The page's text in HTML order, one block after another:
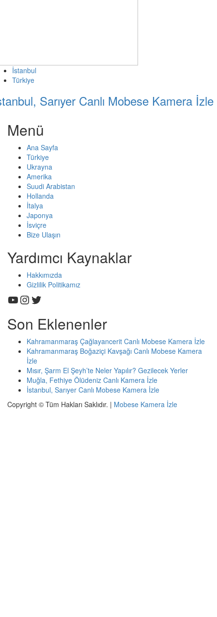
İstanbul
Türkiye
Sarıyer Canlı Mobese Kamera İzle
Menü
Ana Sayfa
Türkiye
Ukrayna
Amerika
Suudi Arabistan
Hollanda
İtalya
Japonya
İsviçre
Bize Ulaşın
Yardımcı Kaynaklar
Hakkımızda
Gizlilik Politikamız
YouTube
Instagram
Twitter
Son Eklenenler
Kahramanmaraş Çağlayancerit Canlı Mobese Kamera İzle
Kahramanmaraş Boğaziçi Kavşağı Canlı Mobese Kamera
İzle
Mısır, Şarm El Şeyh’te Neler Yapılır? Gezilecek Yerler
Muğla, Fethiye Ölüdeniz Canlı Kamera İzle
İstanbul, Sarıyer Canlı Mobese Kamera İzle
Copyright © Tüm Hakları Saklıdır. | Mobese Kamera İzle